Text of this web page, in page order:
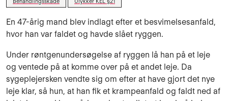
En 47-årig mand blev indlagt efter et besvimelsesanfald,
hvor han var faldet og havde slået ryggen.
Under røntgenundersøgelse af ryggen lå han på et leje
og ventede på at komme over på et andet leje. Da
sygeplejersken vendte sig om efter at have gjort det nye
leje klar, så hun, at han fik et krampeanfald og faldt ned af